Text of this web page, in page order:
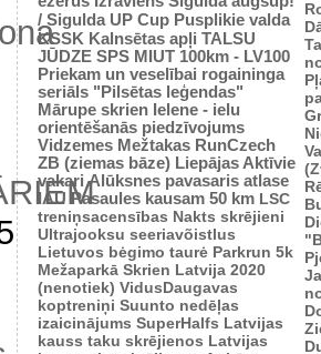
/ Sigulda UP Cup Pusplikie valda
KSSK Kalnsētas apļi TALSU
JŪDZE SPS MIUT 100km - LV100
Priekam un veselībai rogaininga
seriāls "Pilsētas leģendas"
Mārupe skrien Ielene - ielu
orientēšanās piedzīvojums
Vidzemes Mežtakas RunCzech
ZB (ziemas bāze) Liepājas Aktīvie
vakari Alūksnes pavasaris atlase
IAU Pasaules kausam 50 km LSC
treniņsacensības Nakts skrējieni
Ultrajooksu seeriavõistlus
Lietuvos bėgimo taurė Parkrun 5k
Mežaparkā Skrien Latvija 2020
(nenotiek) VidusDaugavas
koptreniņi Suunto nedēļas
izaicinājums SuperHalfs Latvijas
kauss taku skrējienos Latvijas